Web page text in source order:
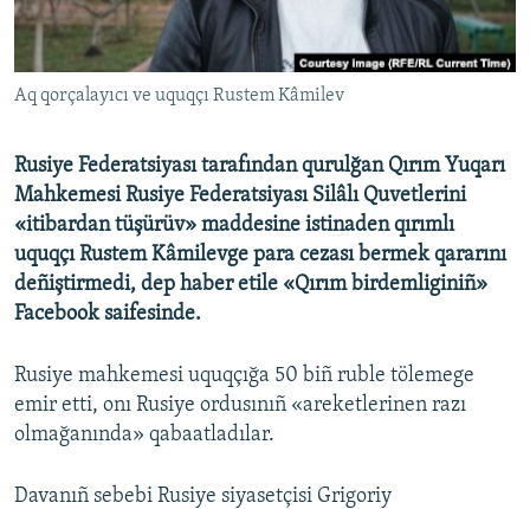
QOŞULIÑIZ!
RFE/RS bütün saytları
Aq qorçalayıcı ve uquqçı Rustem Kâmilev
Rusiye Federatsiyası tarafından qurulğan Qırım Yuqarı
Mahkemesi Rusiye Federatsiyası Silâlı Quvetlerini
«itibardan tüşürüv» maddesine istinaden qırımlı
uquqçı Rustem Kâmilevge para cezası bermek qararını
deñiştirmedi, dep haber etile «Qırım birdemliginiñ»
Facebook saifesinde.
Rusiye mahkemesi uquqçığa 50 biñ ruble tölemege
emir etti, onı Rusiye ordusınıñ «areketlerinen razı
olmağanında» qabaatladılar.
Davanıñ sebebi Rusiye siyasetçisi Grigoriy